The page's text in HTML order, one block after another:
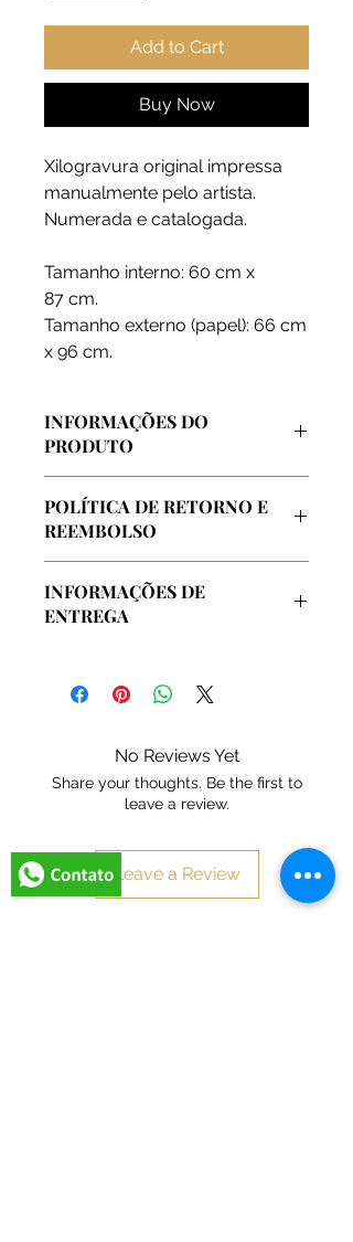
Add to Cart
Buy Now
Xilogravura original impressa
manualmente pelo artista.
Numerada e catalogada.
Tamanho interno: 60 cm x
87 cm.
Tamanho externo (papel): 66 cm
x 96 cm.
INFORMAÇÕES DO
PRODUTO
artista, extraida de sua coleção
pessoal e de seu atelier oficial
Rio de Janeiro.
POLÍTICA DE RETORNO E
REEMBOLSO
caso de insatisfação com a compra,
até o prazo de 7 dias.
INFORMAÇÕES DE
ENTREGA
adicionais.
No Reviews Yet
Share your thoughts. Be the first to
leave a review.
Leave a Review